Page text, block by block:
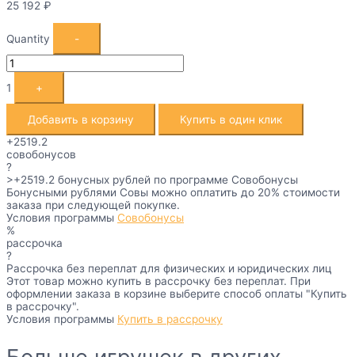
25 192 ₽
Quantity -
1 +
Добавить в корзину
Купить в один клик
+2519.2
совобонусов
?
>+2519.2 бонусных рублей по программе Совобонусы
Бонусными рублями Совы можно оплатить до 20% стоимости
заказа при следующей покупке.
Условия программы Совобонусы
%
рассрочка
?
Рассрочка без переплат для физических и юридических лиц
Этот товар можно купить в рассрочку без переплат. При
оформлении заказа в корзине выберите способ оплаты "Купить
в рассрочку".
Условия программы Купить в рассрочку